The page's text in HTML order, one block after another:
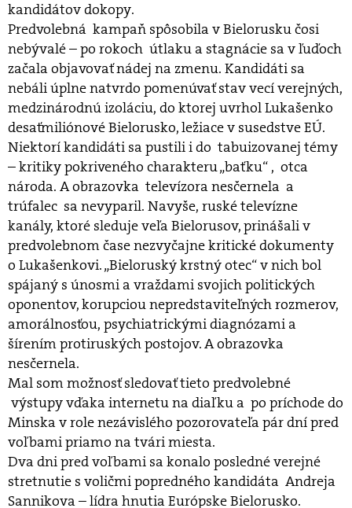
kandidátov dokopy.
Predvolebná kampaň spôsobila v Bielorusku čosi
nebývalé – po rokoch útlaku a stagnácie sa v ľuďoch
začala objavovať nádej na zmenu. Kandidáti sa
nebáli úplne natvrdo pomenúvať stav vecí verejných,
medzinárodnú izoláciu, do ktorej uvrhol Lukašenko
desaťmiliónové Bielorusko, ležiace v susedstve EÚ.
Niektorí kandidáti sa pustili i do tabuizovanej témy
– kritiky pokriveného charakteru „baťku“ , otca
národa. A obrazovka televízora nesčernela a
trúfalec sa nevyparil. Navyše, ruské televízne
kanály, ktoré sleduje veľa Bielorusov, prinášali v
predvolebnom čase nezvyčajne kritické dokumenty
o Lukašenkovi. „Bieloruský krstný otec“ v nich bol
spájaný s únosmi a vraždami svojich politických
oponentov, korupciou nepredstaviteľných rozmerov,
amorálnosťou, psychiatrickými diagnózami a
šírením protiruských postojov. A obrazovka
nesčernela.
Mal som možnosť sledovať tieto predvolebné
výstupy vďaka internetu na diaľku a po príchode do
Minska v role nezávislého pozorovateľa pár dní pred
voľbami priamo na tvári miesta.
Dva dni pred voľbami sa konalo posledné verejné
stretnutie s voličmi popredného kandidáta Andreja
Sannikova – lídra hnutia Európske Bielorusko.